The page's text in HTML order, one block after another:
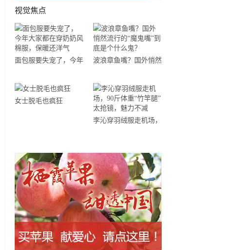
视觉焦点
面包服要失宠了，今年
服，保暖还洋气
波浪章鱼嘴？国外悄然
个什么鬼？
女士脱毛也疯狂
李沁穿羽绒服走机场，